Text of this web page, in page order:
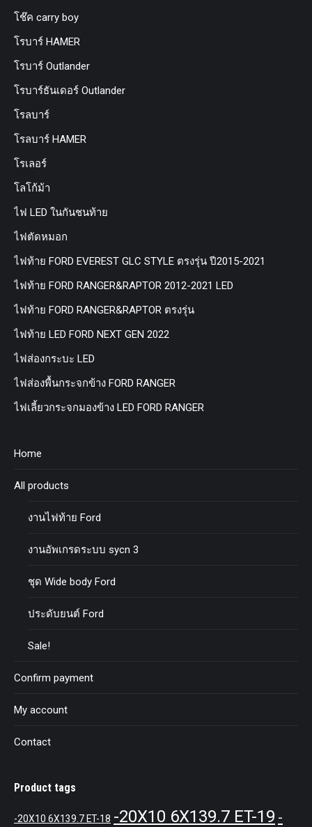
โช๊ค carry boy
โรบาร์ HAMER
โรบาร์ Outlander
โรบาร์ธันเดอร์ Outlander
โรลบาร์
โรลบาร์ HAMER
โรเลอร์
โลโก้ม้า
ไฟ LED ในกันชนท้าย
ไฟตัดหมอก
ไฟท้าย FORD EVEREST GLC STYLE ตรงรุ่น ปี2015-2021
ไฟท้าย FORD RANGER&RAPTOR 2012-2021 LED
ไฟท้าย FORD RANGER&RAPTOR ตรงรุ่น
ไฟท้าย LED FORD NEXT GEN 2022
ไฟส่องกระบะ LED
ไฟส่องพื้นกระจกข้าง FORD RANGER
ไฟเลี้ยวกระจกมองข้าง LED FORD RANGER
Home
All products
งานไฟท้าย Ford
งานอัพเกรดระบบ sycn 3
ชุด Wide body Ford
ประดับยนต์ Ford
Sale!
Confirm payment
My account
Contact
Product tags
-20X10 6X139.7 ET-18 -20X10 6X139.7 ET-19 -